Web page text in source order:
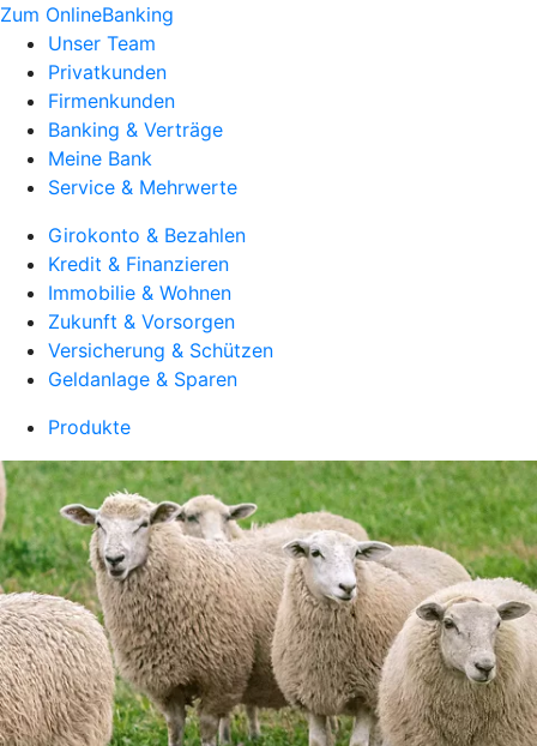
Zum OnlineBanking
Unser Team
Privatkunden
Firmenkunden
Banking & Verträge
Meine Bank
Service & Mehrwerte
Girokonto & Bezahlen
Kredit & Finanzieren
Immobilie & Wohnen
Zukunft & Vorsorgen
Versicherung & Schützen
Geldanlage & Sparen
Produkte